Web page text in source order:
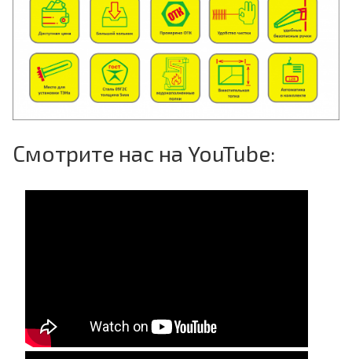
Смотрите нас на YouTube: